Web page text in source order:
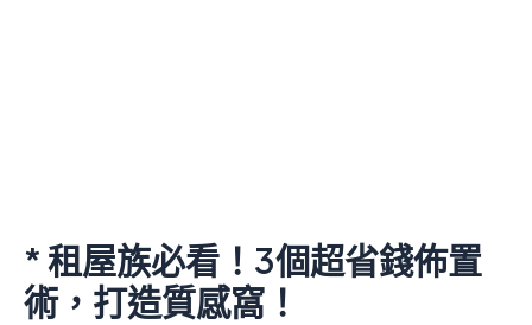
* 租屋族必看！3個超省錢佈置
術，打造質感窩！